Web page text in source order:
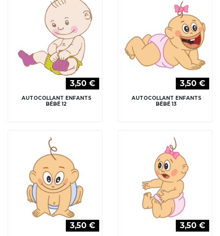
3,50 €
AUTOCOLLANT ENFANTS
BÉBÉ 12
3,50 €
AUTOCOLLANT ENFANTS
BÉBÉ 13
3,50 € 3,50 €